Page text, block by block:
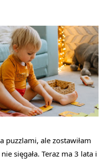
puzzlami, ale zostawiłam
sięgała. Teraz ma 3 lata i